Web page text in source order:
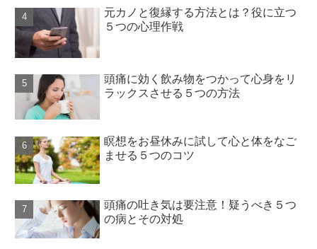
元カノと復縁する方法とは？役に立つ
５つの心理作戦
頭痛に効く飲み物をつかって心身をリ
ラックスさせる５つの方法
瞑想をお昼休みに試して心と体をなご
ませる５つのコツ
頭痛の吐き気は要注意！疑うべき５つ
の病とその対処